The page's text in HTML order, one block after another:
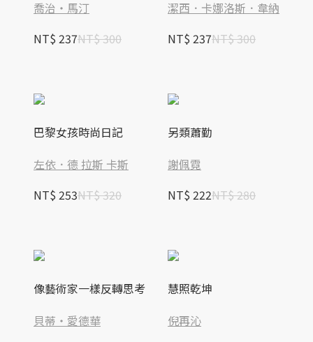
喬治‧馬汀
NT$ 237NT$ 300
鍊袋式書套】
潔西．卡娜洛斯．韋納
NT$ 237NT$ 300
巴黎女孩時尚日記
左依．德 拉斯 卡斯
NT$ 253NT$ 320
另類蕭勤
謝佩霓
NT$ 222NT$ 280
像藝術家一樣反轉思考
貝蒂‧愛德華
慧照乾坤
倪再沁